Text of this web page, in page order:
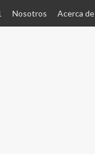
Nosotros Acerca de